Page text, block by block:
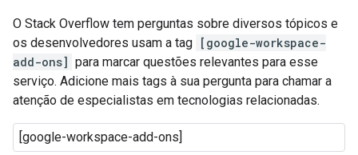
O Stack Overflow tem perguntas sobre diversos tópicos e
os desenvolvedores usam a tag [google-workspace-
add-ons] para marcar questões relevantes para esse
serviço. Adicione mais tags à sua pergunta para chamar a
atenção de especialistas em tecnologias relacionadas.